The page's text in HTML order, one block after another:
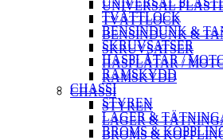
UNIVERSAL
TVÄTTLOCK
BENSINDUNK &
SKRUVSATSER
HASPLÅTAR /
RAMSKYDD
CHASSI
STYREN
LAGER &
BROMS &
TVÄTTLOCK
BENSINDUNK &
SKRUVSATSER
HASPLÅTAR /
RAMSKYDD
CHASSI
STYREN
LAGER &
BROMS &